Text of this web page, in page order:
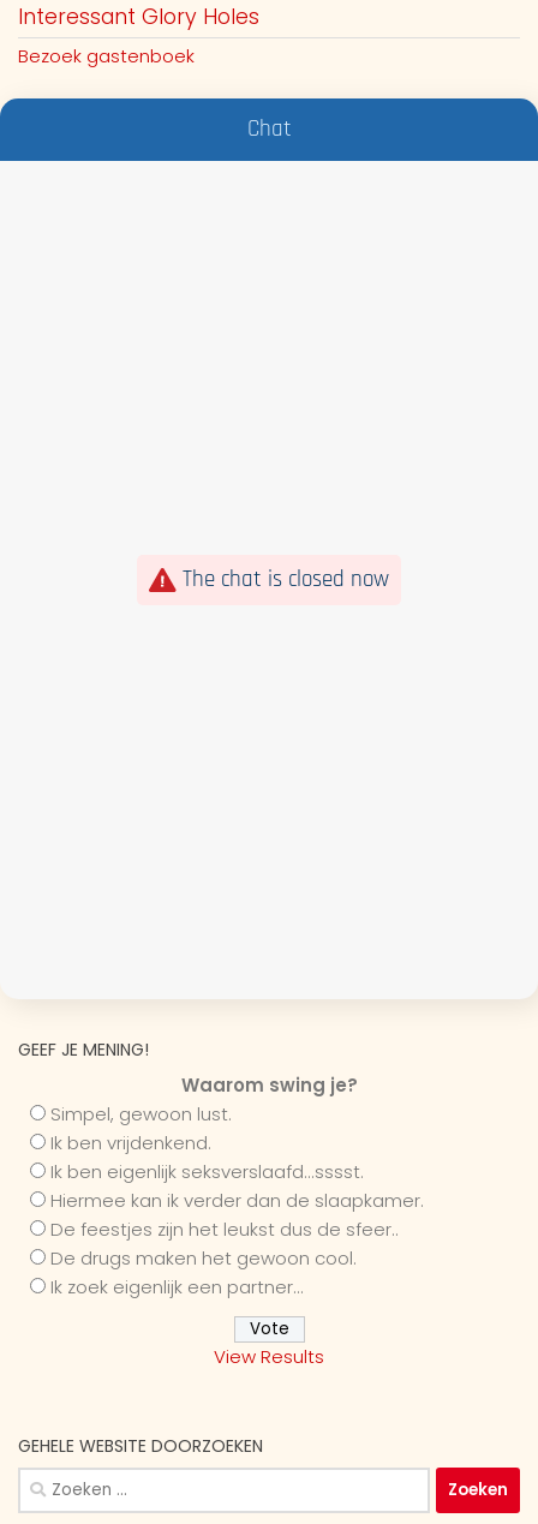
Interessant Glory Holes
Bezoek gastenboek
Chat
The chat is closed now
GEEF JE MENING!
Waarom swing je?
Simpel, gewoon lust.
Ik ben vrijdenkend.
Ik ben eigenlijk seksverslaafd...sssst.
Hiermee kan ik verder dan de slaapkamer.
De feestjes zijn het leukst dus de sfeer..
De drugs maken het gewoon cool.
Ik zoek eigenlijk een partner...
View Results
GEHELE WEBSITE DOORZOEKEN
Zoeken
naar: